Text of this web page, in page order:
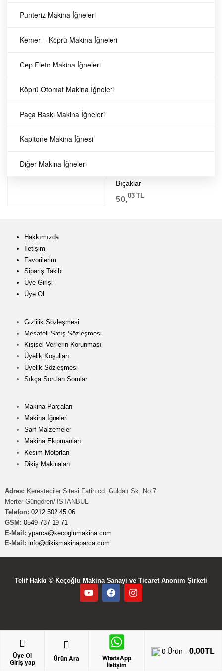
Punteriz Makina İğneleri
Kemer – Köprü Makina İğneleri
Cep Fleto Makina İğneleri
Köprü Otomat Makina İğneleri
Paça Baskı Makina İğneleri
Kapitone Makina İğnesi
Diğer Makina İğneleri
Bıçaklar
B2410-373-000
Bıçaklı Sabit Bıçak
50,03TL
Juki MB-373
Bıçaklar
50,03 TL
Hakkımızda
İletişim
Favorilerim
Sipariş Takibi
Üye Girişi
Üye Ol
Gizlilik Sözleşmesi
Mesafeli Satış Sözleşmesi
Kişisel Verilerin Korunması
Üyelik Koşulları
Üyelik Sözleşmesi
Sıkça Sorulan Sorular
Makina Parçaları
Makina İğneleri
Sarf Malzemeler
Makina Ekipmanları
Kesim Motorları
Dikiş Makinaları
Adres: Keresteciler Sitesi Fatih cd. Güldalı Sk. No:7
Merter Güngören/ İSTANBUL
Telefon: 0212 502 45 06
GSM: 0549 737 19 71
E-Mail: yparca@kecoglumakina.com
E-Mail: info@dikismakinaparca.com
Telif Hakkı © Keçoğlu Makina Sanayi ve Ticaret Anonim Şirketi
Üye Ol
Giriş yap Ürün Ara WhatsApp
İletişim
0 Ürün -0,00TL